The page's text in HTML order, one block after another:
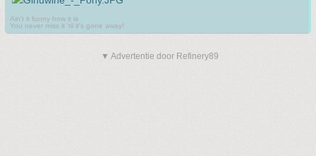
Ain't it funny how it is
You never miss it 'til it's gone away!
▼ Advertentie door Refinery89